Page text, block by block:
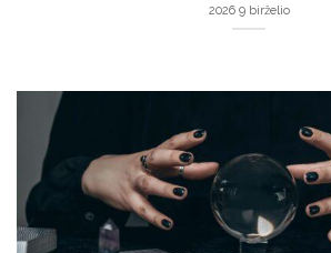
2026 9 birželio